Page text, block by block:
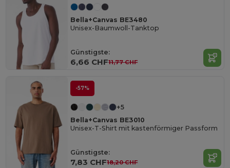
Bella+Canvas BE3480
Unisex-Baumwoll-Tanktop
Günstigste:
6,66 CHF11,77 CHF
-57%
+5
Bella+Canvas BE3010
Unisex-T-Shirt mit kastenförmiger Passform
Günstigste:
7,83 CHF18,20 CHF